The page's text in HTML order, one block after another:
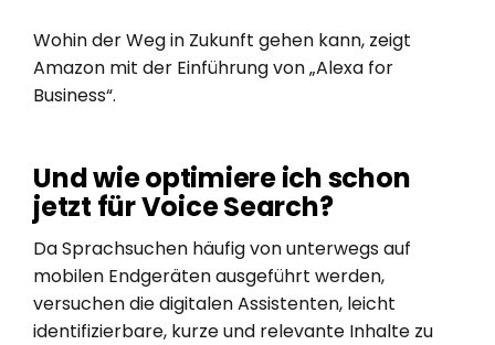
Wohin der Weg in Zukunft gehen kann, zeigt
Amazon mit der Einführung von „Alexa for
Business“.
Und wie optimiere ich schon
jetzt für Voice Search?
Da Sprachsuchen häufig von unterwegs auf
mobilen Endgeräten ausgeführt werden,
versuchen die digitalen Assistenten, leicht
identifizierbare, kurze und relevante Inhalte zu